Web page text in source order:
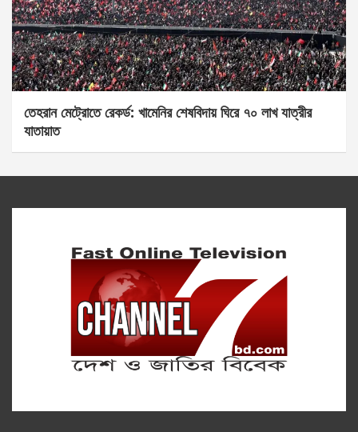
তেহরান মেট্রোতে রেকর্ড: খামেনির শেষবিদায় ঘিরে ৭০ লাখ যাত্রীর
যাতায়াত